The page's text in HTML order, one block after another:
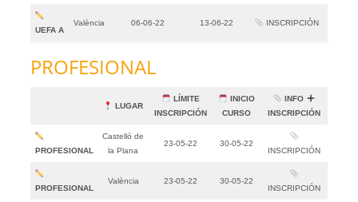
UEFA A
València 06-06-22 13-06-22 INSCRIPCIÓN
PROFESIONAL
LUGAR
LÍMITE
INSCRIPCIÓN
INICIO
CURSO
INFO
INSCRIPCIÓN
PROFESIONAL
Castelló de
la Plana
23-05-22
30-05-22
INSCRIPCIÓN
PROFESIONAL
València 23-05-22
30-05-22
INSCRIPCIÓN